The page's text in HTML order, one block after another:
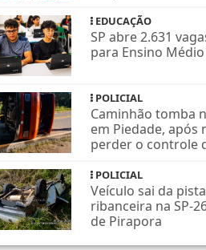
EDUCAÇÃO
SP abre 2.631
para Ensino
POLICIAL
Caminhão tomba
em Piedade, após
perder o controle
POLICIAL
Veículo sai da
ribanceira na SP-
de Pirapora